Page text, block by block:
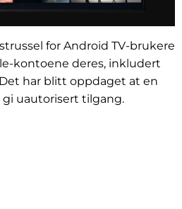
for Android TV-brukere
kontoene deres, inkludert
har blitt oppdaget at en
uautorisert tilgang.